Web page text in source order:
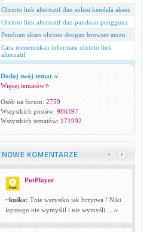
Olxtoto link alternatif dan solusi kendala akses
Olxtoto link alternatif dan panduan pengguna
Panduan akses olxtoto dengan browser aman
Cara menemukan informasi olxtoto link
alternatif
Dodaj swój temat
Więcej tematów
Osób na forum: 2759
Wszystkich postów: 986397
Wszystkich tematów: 171992
PotPlayer
~kuśka: Tnie wszystko jak brzytwa ! Nikt
lepszego nie wymyślił i nie wymyśli ...